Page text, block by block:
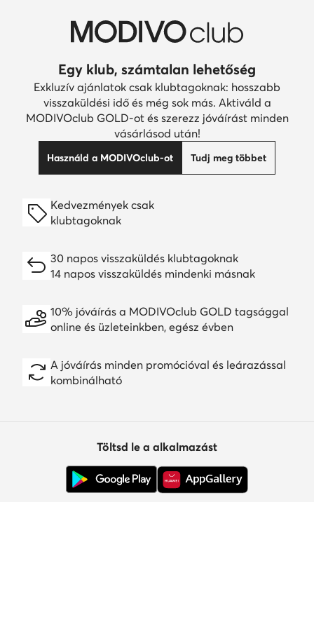
Egy klub, számtalan lehetőség
Exkluzív ajánlatok csak klubtagoknak: hosszabb
visszaküldési idő és még sok más. Aktiváld a
MODIVOclub GOLD-ot és szerezz jóváírást minden
vásárlásod után!
Használd a MODIVOclub-ot Tudj meg többet
Kedvezmények csak
klubtagoknak
30 napos visszaküldés klubtagoknak
14 napos visszaküldés mindenki másnak
10% jóváírás a MODIVOclub GOLD tagsággal
online és üzleteinkben, egész évben
A jóváírás minden promócióval és leárazással
kombinálható
Töltsd le a alkalmazást